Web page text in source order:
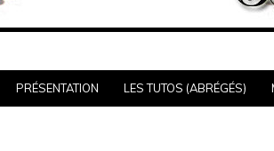
PRÉSENTATION LES TUTOS (ABRÉGÉS)